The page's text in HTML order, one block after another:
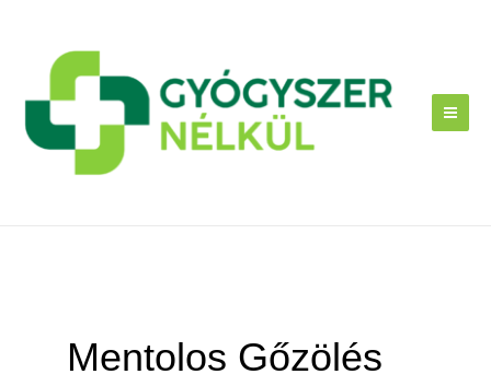
Mentolos Gőzölés